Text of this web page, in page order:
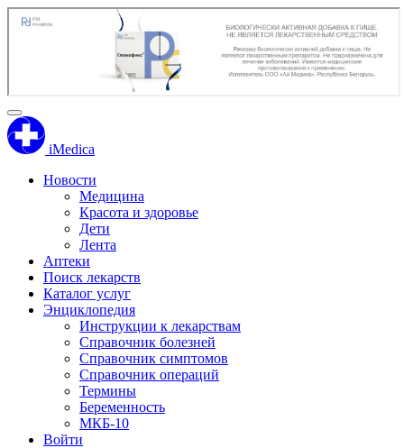
iMedica
Новости
Медицина
Красота и здоровье
Дети
Лента
Аптеки
Поиск лекарств
Каталог услуг
Энциклопедия
Инструкции к лекарствам
Справочник болезней
Справочник симптомов
Справочник операций
Термины
Беременность
МКБ-10
Войти